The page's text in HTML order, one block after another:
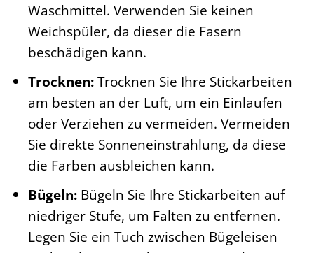
Waschmittel. Verwenden Sie keinen
Weichspüler, da dieser die Fasern
beschädigen kann.
Trocknen:Trocknen Sie Ihre Stickarbeiten
am besten an der Luft, um ein Einlaufen
oder Verziehen zu vermeiden. Vermeiden
Sie direkte Sonneneinstrahlung, da diese
die Farben ausbleichen kann.
Bügeln:Bügeln Sie Ihre Stickarbeiten auf
niedriger Stufe, um Falten zu entfernen.
Legen Sie ein Tuch zwischen Bügeleisen